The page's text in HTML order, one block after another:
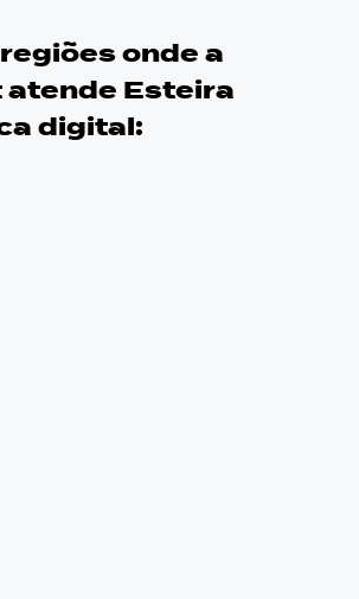
onde a
atende Esteira
digital: